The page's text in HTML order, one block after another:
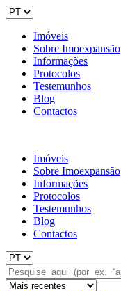
Imóveis
Sobre Imoexpansão
Informações
Protocolos
Testemunhos
Blog
Contactos
Imóveis
Sobre Imoexpansão
Informações
Protocolos
Testemunhos
Blog
Contactos